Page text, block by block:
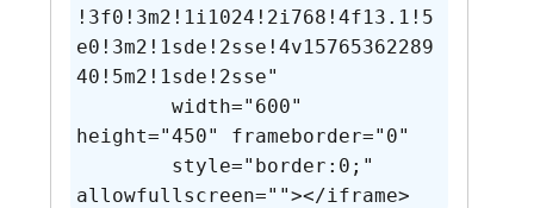
!3f0!3m2!1i1024!2i768!4f13.1!5
e0!3m2!1sde!2sse!4v15765362289
40!5m2!1sde!2sse"
height="450" frameborder="0"
allowfullscreen=""></iframe>